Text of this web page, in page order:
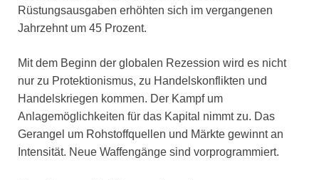
Rüstungsausgaben erhöhten sich im vergangenen
Jahrzehnt um 45 Prozent.
Mit dem Beginn der globalen Rezession wird es nicht
nur zu Protektionismus, zu Handelskonflikten und
Handelskriegen kommen. Der Kampf um
Anlagemöglichkeiten für das Kapital nimmt zu. Das
Gerangel um Rohstoffquellen und Märkte gewinnt an
Intensität. Neue Waffengänge sind vorprogrammiert.